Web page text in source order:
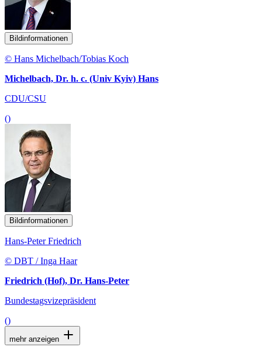
Bildinformationen
© Hans Michelbach/Tobias Koch
Michelbach, Dr. h. c. (Univ Kyiv) Hans
CDU/CSU
()
Bildinformationen
Hans-Peter Friedrich
© DBT / Inga Haar
Friedrich (Hof), Dr. Hans-Peter
Bundestagsvizepräsident
()
mehr anzeigen